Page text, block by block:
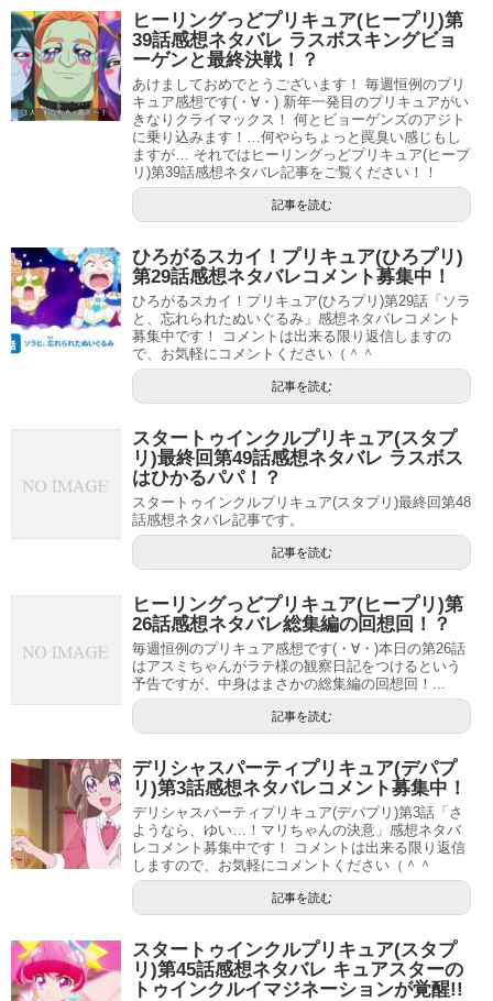
ヒーリングっどプリキュア(ヒープリ)第
39話感想ネタバレ ラスボスキングビョ
ーゲンと最終決戦！？
あけましておめでとうございます！ 毎週恒例のプリ
キュア感想です(・∀・) 新年一発目のプリキュアがい
きなりクライマックス！ 何とビョーゲンズのアジト
に乗り込みます！…何やらちょっと罠臭い感じもし
ますが… それではヒーリングっどプリキュア(ヒープ
リ)第39話感想ネタバレ記事をご覧ください！！
記事を読む
ひろがるスカイ！プリキュア(ひろプリ)
第29話感想ネタバレコメント募集中！
ひろがるスカイ！プリキュア(ひろプリ)第29話「ソラ
と、忘れられたぬいぐるみ」感想ネタバレコメント
募集中です！ コメントは出来る限り返信しますの
で、お気軽にコメントください（＾＾
記事を読む
スタートゥインクルプリキュア(スタプ
リ)最終回第49話感想ネタバレ ラスボス
はひかるパパ！？
スタートゥインクルプリキュア(スタプリ)最終回第48
話感想ネタバレ記事です。
記事を読む
ヒーリングっどプリキュア(ヒープリ)第
26話感想ネタバレ総集編の回想回！？
毎週恒例のプリキュア感想です(・∀・)本日の第26話
はアスミちゃんがラテ様の観察日記をつけるという
予告ですが、中身はまさかの総集編の回想回！...
記事を読む
デリシャスパーティプリキュア(デパプ
リ)第3話感想ネタバレコメント募集中！
デリシャスパーティプリキュア(デパプリ)第3話「さ
ようなら、ゆい…！マリちゃんの決意」感想ネタバ
レコメント募集中です！ コメントは出来る限り返信
しますので、お気軽にコメントください（＾＾
記事を読む
スタートゥインクルプリキュア(スタプ
リ)第45話感想ネタバレ キュアスターの
トゥインクルイマジネーションが覚醒!!